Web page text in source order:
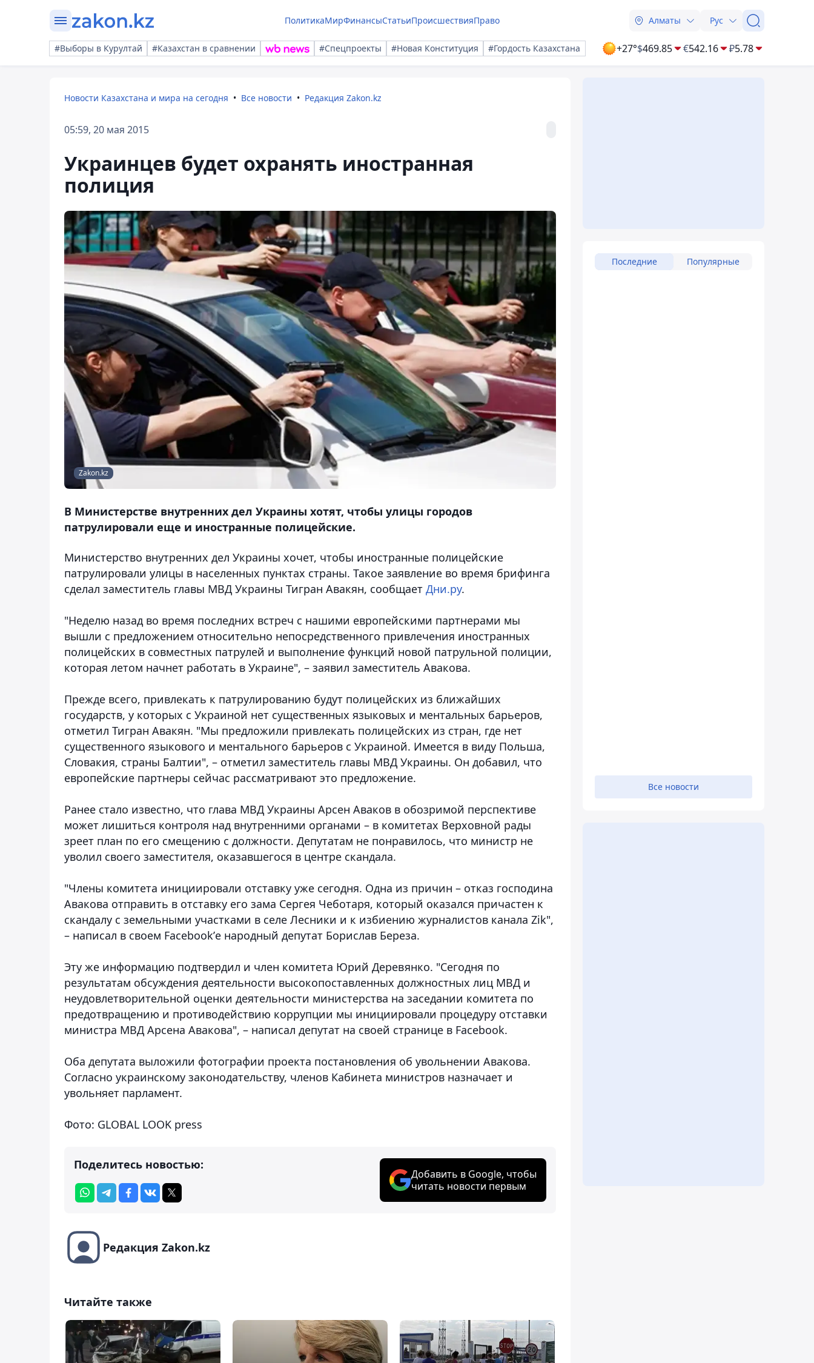
ПолитикаМирФинансыСтатьиПроисшествияПраво Алматы Рус
#Выборы в Курултай #Казахстан в сравнении #Спецпроекты #Новая Конституция #Гордость Казахстана +27°$469.85 €542.16 ₽5.78
Новости Казахстана и мира на сегодня Все новости Редакция Zakon.kz
05:59, 20 мая 2015
Украинцев будет охранять иностранная
полиция
Zakon.kz
В Министерстве внутренних дел Украины хотят, чтобы улицы городов
патрулировали еще и иностранные полицейские.
Министерство внутренних дел Украины хочет, чтобы иностранные полицейские
патрулировали улицы в населенных пунктах страны. Такое заявление во время брифинга
сделал заместитель главы МВД Украины Тигран Авакян, сообщает Дни.ру.
"Неделю назад во время последних встреч с нашими европейскими партнерами мы
вышли с предложением относительно непосредственного привлечения иностранных
полицейских в совместных патрулей и выполнение функций новой патрульной полиции,
которая летом начнет работать в Украине", – заявил заместитель Авакова.
Прежде всего, привлекать к патрулированию будут полицейских из ближайших
государств, у которых с Украиной нет существенных языковых и ментальных барьеров,
отметил Тигран Авакян. "Мы предложили привлекать полицейских из стран, где нет
существенного языкового и ментального барьеров с Украиной. Имеется в виду Польша,
Словакия, страны Балтии", – отметил заместитель главы МВД Украины. Он добавил, что
европейские партнеры сейчас рассматривают это предложение.
Ранее стало известно, что глава МВД Украины Арсен Аваков в обозримой перспективе
может лишиться контроля над внутренними органами – в комитетах Верховной рады
зреет план по его смещению с должности. Депутатам не понравилось, что министр не
уволил своего заместителя, оказавшегося в центре скандала.
"Члены комитета инициировали отставку уже сегодня. Одна из причин – отказ господина
Авакова отправить в отставку его зама Сергея Чеботаря, который оказался причастен к
скандалу с земельными участками в селе Лесники и к избиению журналистов канала Zik",
– написал в своем Facebook’е народный депутат Борислав Береза.
Эту же информацию подтвердил и член комитета Юрий Деревянко. "Сегодня по
результатам обсуждения деятельности высокопоставленных должностных лиц МВД и
неудовлетворительной оценки деятельности министерства на заседании комитета по
предотвращению и противодействию коррупции мы инициировали процедуру отставки
министра МВД Арсена Авакова", – написал депутат на своей странице в Facebook.
Оба депутата выложили фотографии проекта постановления об увольнении Авакова.
Согласно украинскому законодательству, членов Кабинета министров назначает и
увольняет парламент.
Фото: GLOBAL LOOK press
Поделитесь новостью:
Добавить в Google, чтобы
читать новости первым
Редакция Zakon.kz
Читайте также
Последние Популярные
Все новости